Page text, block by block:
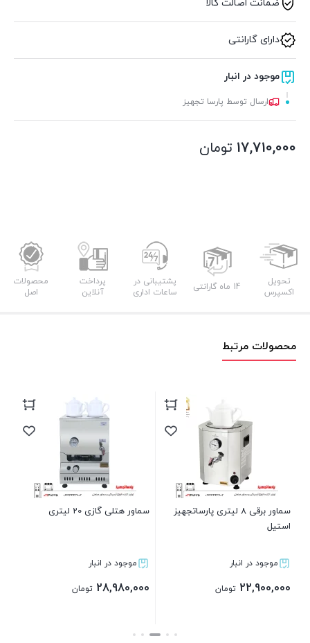
ضمانت اصالت کالا
دارای گارانتی
موجود در انبار
ارسال توسط پارسا تجهیز
17,710,000 تومان
تحویل
اکسپرس
14 ماه گارانتی
پشتیبانی در
ساعات اداری
پرداخت
آنلاین
محصولات
اصل
محصولات مرتبط
سماور برقی 8 لیتری پارساتجهیز
استیل
موجود در انبار
22,900,000 تومان
سماور هتلی گازی 20 لیتری
موجود در انبار
28,980,000 تومان